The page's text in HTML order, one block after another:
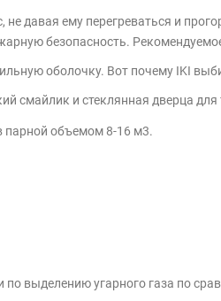
давая ему перегреваться и
безопасность.
оболочку. Вот почему IKI
смайлик и стеклянная дверца для
парной объемом 8-16 м3.
выделению угарного газа по